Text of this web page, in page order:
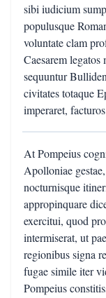
sibi iudicium
populusque
voluntate clam
Caesarem
sequuntur
civitates totaque
imperaret,
At Pompeius
Apolloniae
nocturnisque
appropinquare
exercitui, quod
intermiserat, ut
regionibus signa
fugae simile iter
Pompeius